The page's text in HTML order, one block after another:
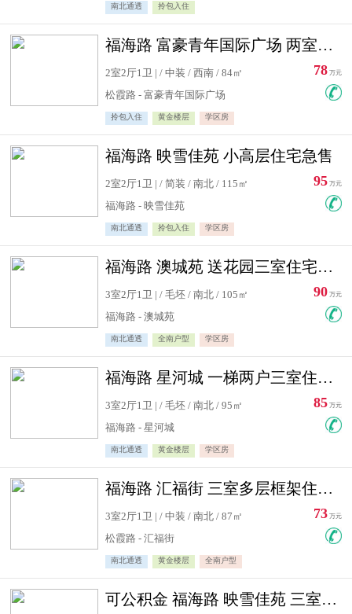
南北通透 拎包入住
福海路 富豪青年国际广场 两室住宅急售
2室2厅1卫 | / 中装 / 西南 / 84㎡
松霞路 - 富豪青年国际广场
拎包入住 黄金楼层 学区房
78 万元
福海路 映雪佳苑 小高层住宅急售
2室2厅1卫 | / 简装 / 南北 / 115㎡
福海路 - 映雪佳苑
南北通透 拎包入住 学区房
95 万元
福海路 澳城苑 送花园三室住宅急售
3室2厅1卫 | / 毛坯 / 南北 / 105㎡
福海路 - 澳城苑
南北通透 全南户型 学区房
90 万元
福海路 星河城 一梯两户三室住宅急售
3室2厅1卫 | / 毛坯 / 南北 / 95㎡
福海路 - 星河城
南北通透 黄金楼层 学区房
85 万元
福海路 汇福街 三室多层框架住宅急售
3室2厅1卫 | / 中装 / 南北 / 87㎡
松霞路 - 汇福街
南北通透 黄金楼层 全南户型
73 万元
可公积金 福海路 映雪佳苑 三室住宅急售送小棚